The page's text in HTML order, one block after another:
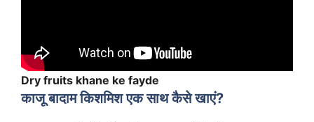
Dry fruits khane ke fayde
काजू बादाम किशमिश एक साथ कैसे खाएं?